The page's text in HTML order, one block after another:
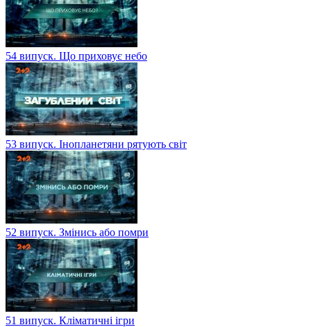
54 випуск. Що приховує небо
53 випуск. Інопланетяни рятують світ
52 випуск. Змінись або помри
51 випуск. Кліматичні ігри